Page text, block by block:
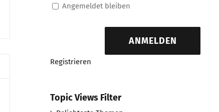
Angemeldet bleiben
ANMELDEN
Registrieren
Topic Views Filter